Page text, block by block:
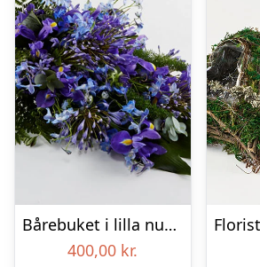
Bårebuket i lilla nuancer – Blomster til begravelse
400,00 kr.